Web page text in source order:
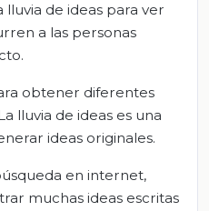
de ideas para ver
a las personas
obtener diferentes
lluvia de ideas es una
ideas originales.
en internet,
muchas ideas escritas